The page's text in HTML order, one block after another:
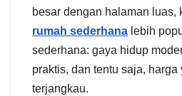
besar dengan halaman luas,
rumah sederhana lebih
sederhana: gaya hidup
praktis, dan tentu saja, harga
terjangkau.